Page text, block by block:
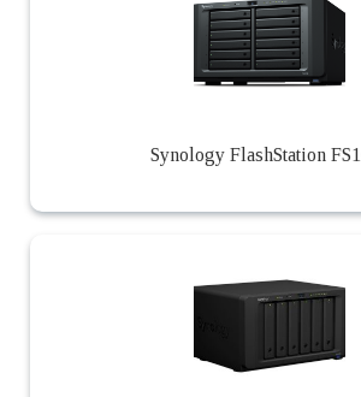
Synology FlashStation